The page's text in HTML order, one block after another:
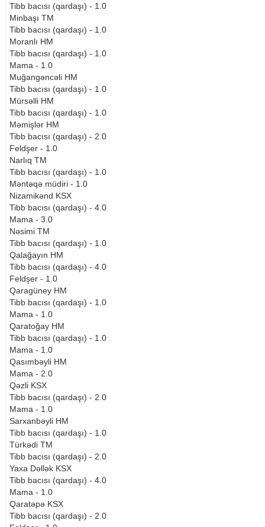
Tibb bacısı (qardaşı) - 1.0
Minbaşı TM
Tibb bacısı (qardaşı) - 1.0
Moranlı HM
Tibb bacısı (qardaşı) - 1.0
Mama - 1.0
Muğangəncəli HM
Tibb bacısı (qardaşı) - 1.0
Mürsəlli HM
Tibb bacısı (qardaşı) - 1.0
Məmişlər HM
Tibb bacısı (qardaşı) - 2.0
Feldşer - 1.0
Narlıq TM
Tibb bacısı (qardaşı) - 1.0
Məntəqə müdiri - 1.0
Nizamikənd KSX
Tibb bacısı (qardaşı) - 4.0
Mama - 3.0
Nəsimi TM
Tibb bacısı (qardaşı) - 1.0
Qalağayın HM
Tibb bacısı (qardaşı) - 4.0
Feldşer - 1.0
Qaragüney HM
Tibb bacısı (qardaşı) - 1.0
Mama - 1.0
Qaratoğay HM
Tibb bacısı (qardaşı) - 1.0
Mama - 1.0
Qasımbəyli HM
Mama - 2.0
Qəzli KSX
Tibb bacısı (qardaşı) - 2.0
Mama - 1.0
Sarxanbəyli HM
Tibb bacısı (qardaşı) - 1.0
Türkədi TM
Tibb bacısı (qardaşı) - 2.0
Yaxa Dəllək KSX
Tibb bacısı (qardaşı) - 4.0
Mama - 1.0
Qaratəpə KSX
Tibb bacısı (qardaşı) - 2.0